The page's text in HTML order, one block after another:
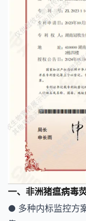
一、非洲猪瘟病毒
● 多种内标监控方